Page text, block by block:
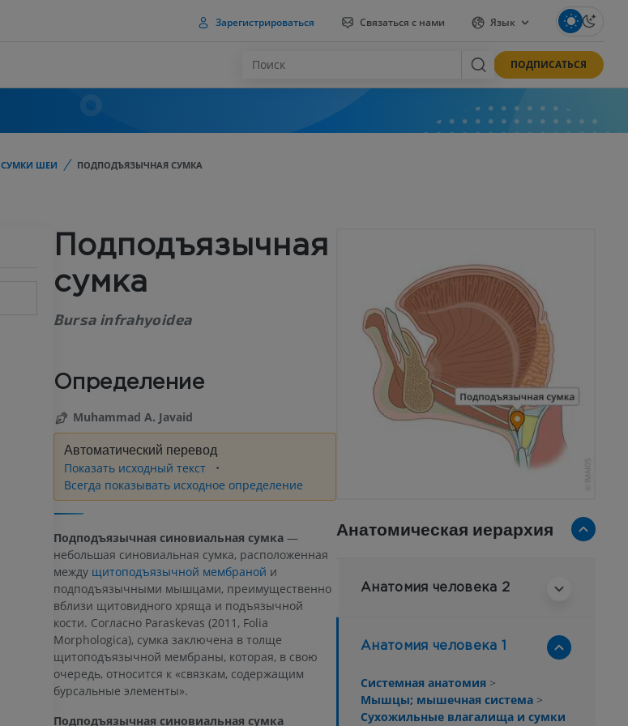
Зарегистрироваться Связаться с нами Язык
ПОДПИСАТЬСЯ
СУМКИ ШЕИ ПОДПОДЪЯЗЫЧНАЯ СУМКА
Подподъязычная
сумка
Bursa infrahyoidea
Определение
Muhammad A. Javaid
Автоматический перевод
Показать исходный текст
Всегда показывать исходное определение
Подподъязычная синовиальная сумка—
небольшая синовиальная сумка, расположенная
между щитоподъязычной мембраной и
подподъязычными мышцами, преимущественно
вблизи щитовидного хряща и подъязычной
кости. Согласно Paraskevas (2011, Folia
Morphologica), сумка заключена в толще
щитоподъязычной мембраны, которая, в свою
очередь, относится к «связкам, содержащим
бурсальные элементы».
Подподъязычная синовиальная сумка
Анатомическая иерархия
Анатомия человека 2
Анатомия человека 1
Системная анатомия >
Мышцы; мышечная система >
Сухожильные влагалища и сумки